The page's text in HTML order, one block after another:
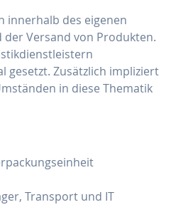
innerhalb des eigenen
Versand von Produkten.
gesetzt. Zusätzlich impliziert
in diese Thematik
Transport und IT